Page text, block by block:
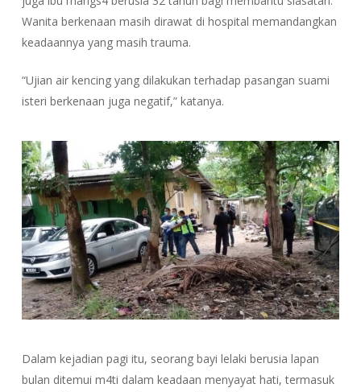
Wanita berkenaan masih dirawat di hospital memandangkan
keadaannya yang masih trauma.
“Ujian air kencing yang dilakukan terhadap pasangan suami
isteri berkenaan juga negatif,” katanya.
Dalam kejadian pagi itu, seorang bayi lelaki berusia lapan
bulan ditemui m4ti dalam keadaan menyayat hati, termasuk